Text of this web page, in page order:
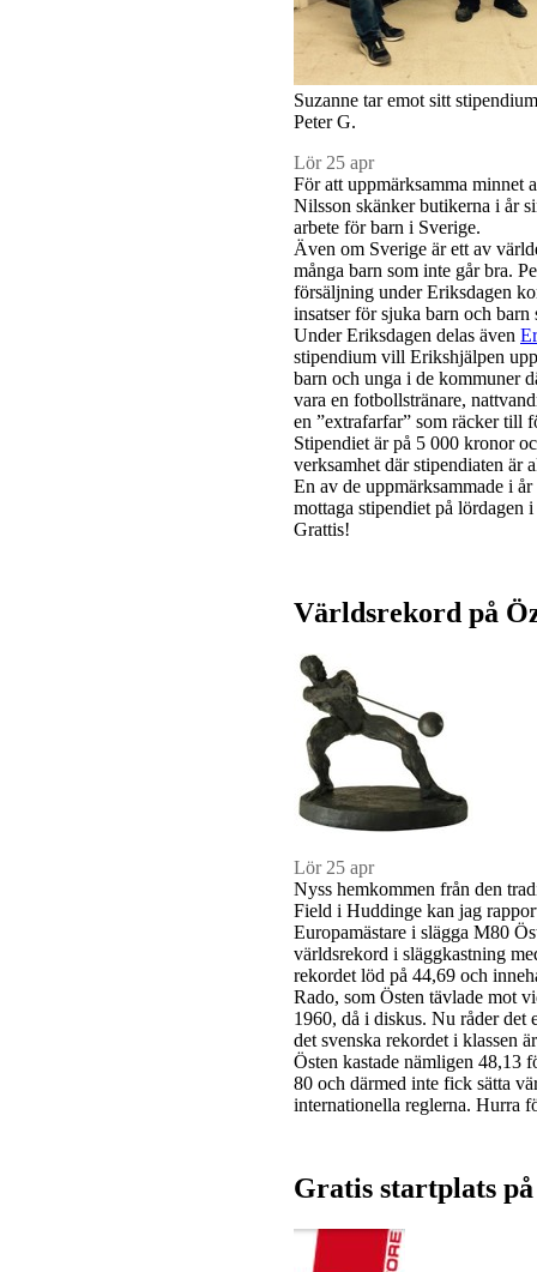
Suzanne tar emot sitt
Peter G.
Lör 25 apr
För att uppmärksamma minnet
Nilsson skänker butikerna i år
arbete för barn i Sverige.
Även om Sverige är ett av
många barn som inte går bra.
försäljning under Eriksdagen
insatser för sjuka barn och
Under Eriksdagen delas även
stipendium vill Erikshjälpen
barn och unga i de kommuner
vara en fotbollstränare,
en ”extrafarfar” som räcker till
Stipendiet är på 5 000 kronor
verksamhet där stipendiaten är
En av de uppmärksammade i
mottaga stipendiet på
Grattis!
Världsrekord på
Lör 25 apr
Nyss hemkommen från den
Field i Huddinge kan jag
Europamästare i slägga M80
världsrekord i släggkastning
rekordet löd på 44,69 och
Rado, som Östen tävlade mot
1960, då i diskus. Nu råder det
det svenska rekordet i klassen
Östen kastade nämligen 48,13
80 och därmed inte fick sätta
internationella reglerna. Hurra
Gratis startplats